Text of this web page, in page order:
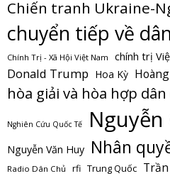
Chiến tranh Ukraine-
chuyển tiếp về
Chính Trị - Xã Hội Việt Nam chính trị
Donald Trump Hoa Kỳ
hòa giải và hòa hợp
Nghiên Cứu Quốc Tế Nguyễn
Nguyễn Văn Huy Nhân
Radio Dân Chủ rfi Trung Quốc